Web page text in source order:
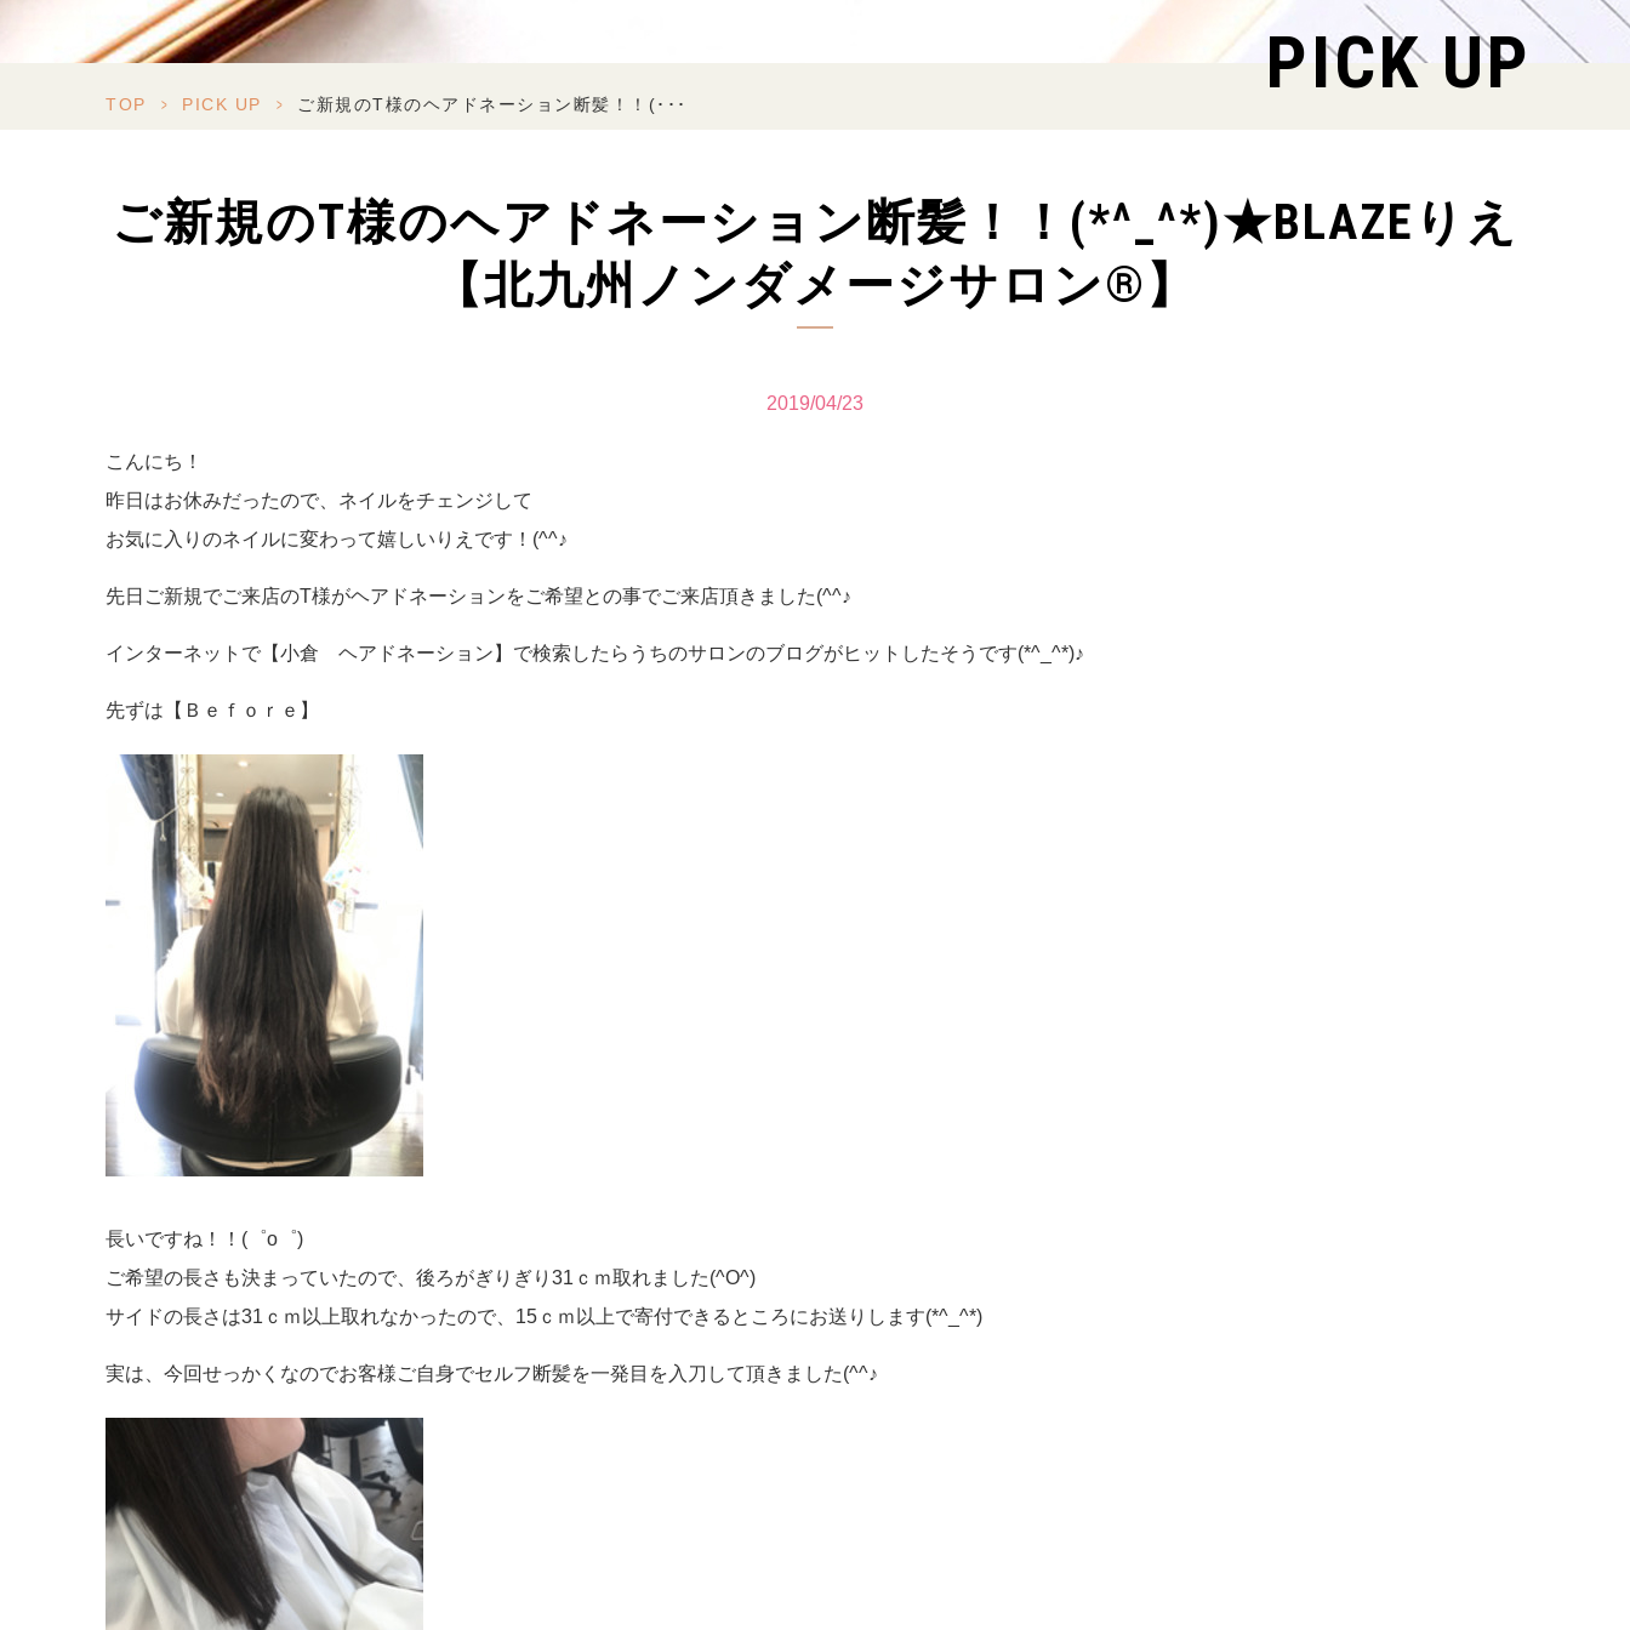
PICK UP
TOP > PICK UP > ご新規のT様のヘアドネーション断髪！！(･･･
ご新規のT様のヘアドネーション断髪！！(*^_^*)★BLAZEりえ
【北九州ノンダメージサロン®】
2019/04/23
こんにち！
昨日はお休みだったので、ネイルをチェンジして
お気に入りのネイルに変わって嬉しいりえです！(^^♪
先日ご新規でご来店のT様がヘアドネーションをご希望との事でご来店頂きました(^^♪
インターネットで【小倉 ヘアドネーション】で検索したらうちのサロンのブログがヒットしたそうです(*^_^*)♪
先ずは【Ｂｅｆｏｒｅ】
長いですね！！(゜o゜)
ご希望の長さも決まっていたので、後ろがぎりぎり31ｃｍ取れました(^O^)
サイドの長さは31ｃｍ以上取れなかったので、15ｃｍ以上で寄付できるところにお送りします(*^_^*)
実は、今回せっかくなのでお客様ご自身でセルフ断髪を一発目を入刀して頂きました(^^♪